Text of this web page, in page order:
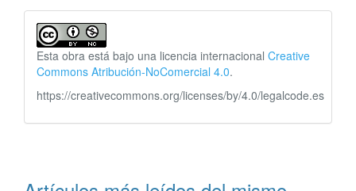
Esta obra está bajo una licencia internacional Creative
Commons Atribución-NoComercial 4.0.
https://creativecommons.org/licenses/by/4.0/legalcode.es